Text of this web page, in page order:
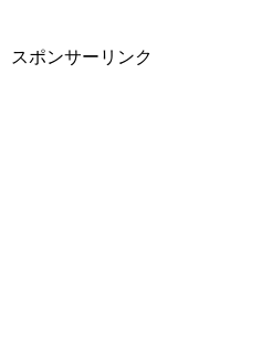
スポンサーリンク